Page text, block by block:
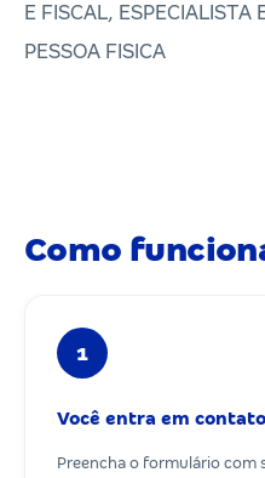
E FISCAL, ESPECIALISTA
PESSOA FISICA
Como
1
Você entra em contato
Preencha o formulário com